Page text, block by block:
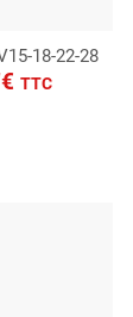
18-22-28
TTC